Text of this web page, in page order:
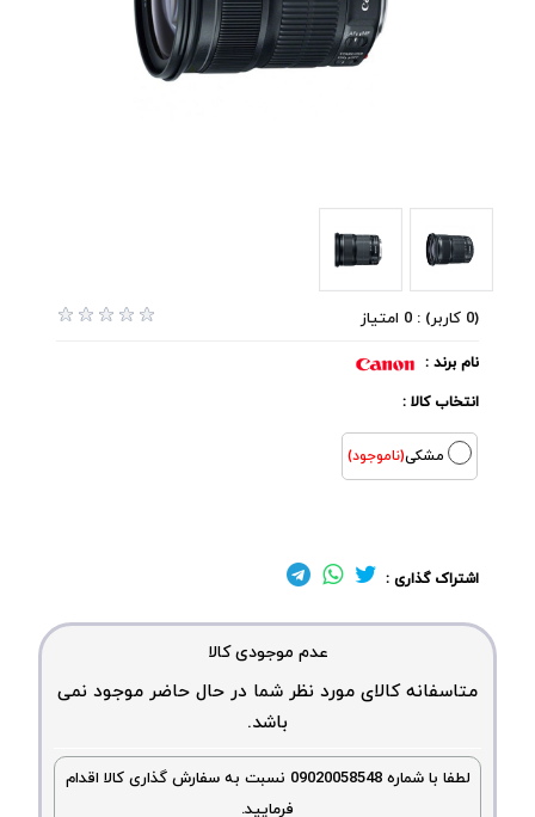
(0 کاربر) : 0 امتیاز
نام برند :
انتخاب کالا :
مشکی(ناموجود)
اشتراک گذاری :
عدم موجودی کالا
متاسفانه کالای مورد نظر شما در حال حاضر موجود نمی
باشد.
لطفا با شماره 09020058548 نسبت به سفارش گذاری کالا اقدام
فرمایید.